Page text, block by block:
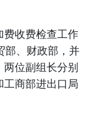
费收费检查工作
部、财政部，并
位副组长分别
商部进出口局